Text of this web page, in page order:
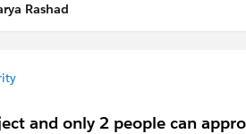
Rashad
and only 2 people can